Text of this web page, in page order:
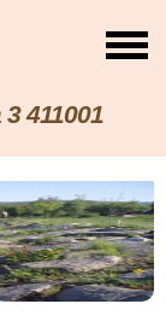
411001